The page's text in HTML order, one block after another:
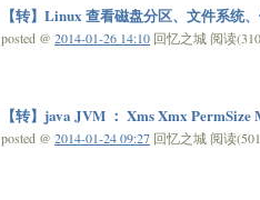
【转】Linux 查看磁盘分区、文件系统
posted @ 2014-01-26 14:10 回忆之城 阅读
【转】java JVM ： Xms Xmx PermSize
posted @ 2014-01-24 09:27 回忆之城 阅读